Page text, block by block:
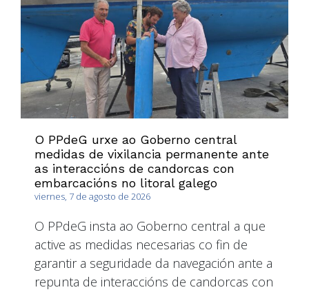
O PPdeG urxe ao Goberno central
medidas de vixilancia permanente ante
as interaccións de candorcas con
embarcacións no litoral galego
viernes, 7 de agosto de 2026
O PPdeG insta ao Goberno central a que
active as medidas necesarias co fin de
garantir a seguridade da navegación ante a
repunta de interaccións de candorcas con